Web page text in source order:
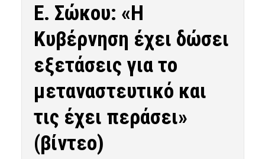
Ε. Σώκου: «Η
Κυβέρνηση έχει δώσει
εξετάσεις για το
μεταναστευτικό και
τις έχει περάσει»
(βίντεο)